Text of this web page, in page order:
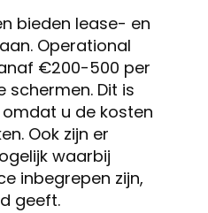
bieden lease- en
Operational
€200-500 per
schermen. Dit is
u de kosten
Ook zijn er
waarbij
inbegrepen zijn,
geeft.